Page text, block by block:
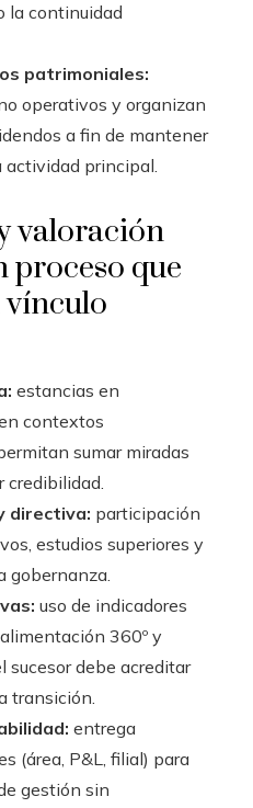
la continuidad
patrimoniales:
operativos y organizan
a fin de mantener
actividad principal.
valoración
proceso que
vínculo
estancias en
contextos
sumar miradas
credibilidad.
directiva: participación
estudios superiores y
gobernanza.
uso de indicadores
360º y
sucesor debe acreditar
transición.
entrega
(área, P&L, filial) para
gestión sin